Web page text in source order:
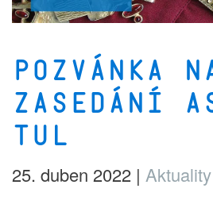
Pozvánka
zasedání
TUL
25. duben 2022 |